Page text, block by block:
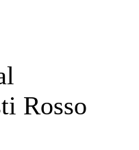
Rosso